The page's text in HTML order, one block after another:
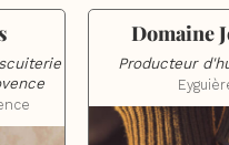
Domaine
Producteur